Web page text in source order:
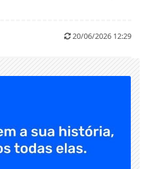
20/06/2026 12:29